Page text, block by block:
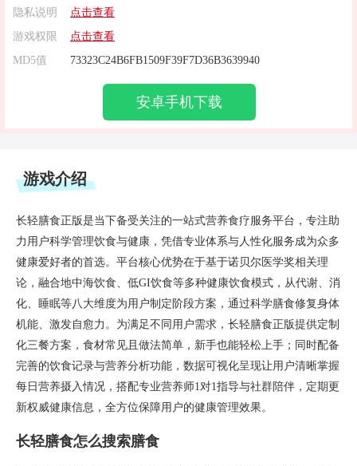
隐私说明
点击查看
游戏权限
点击查看
MD5值
73323C24B6FB1509F39F7D36B3639940
安卓手机下载
游戏介绍
长轻膳食正版是当下备受关注的一站式营养食疗服务平台，专注助
力用户科学管理饮食与健康，凭借专业体系与人性化服务成为众多
健康爱好者的首选。平台核心优势在于基于诺贝尔医学奖相关理
论，融合地中海饮食、低GI饮食等多种健康饮食模式，从代谢、消
化、睡眠等八大维度为用户制定阶段方案，通过科学膳食修复身体
机能、激发自愈力。为满足不同用户需求，长轻膳食正版提供定制
化三餐方案，食材常见且做法简单，新手也能轻松上手；同时配备
完善的饮食记录与营养分析功能，数据可视化呈现让用户清晰掌握
每日营养摄入情况，搭配专业营养师1对1指导与社群陪伴，定期更
新权威健康信息，全方位保障用户的健康管理效果。
长轻膳食怎么搜索膳食